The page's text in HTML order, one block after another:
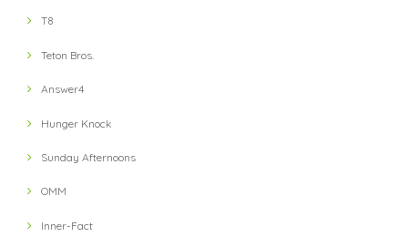
T8
Teton Bros.
Answer4
Hunger Knock
Sunday Afternoons
OMM
Inner-Fact